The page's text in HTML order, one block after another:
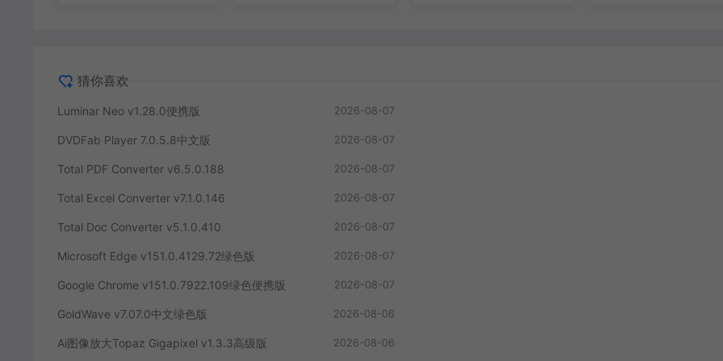
猜你喜欢
Luminar Neo v1.28.0便携版 2026-08-07
DVDFab Player 7.0.5.8中文版 2026-08-07
Total PDF Converter v6.5.0.188 2026-08-07
Total Excel Converter v7.1.0.146 2026-08-07
Total Doc Converter v5.1.0.410 2026-08-07
Microsoft Edge v151.0.4129.72绿色版 2026-08-07
Google Chrome v151.0.7922.109绿色便携版 2026-08-07
GoldWave v7.07.0中文绿色版 2026-08-06
Ai图像放大Topaz Gigapixel v1.3.3高级版 2026-08-06